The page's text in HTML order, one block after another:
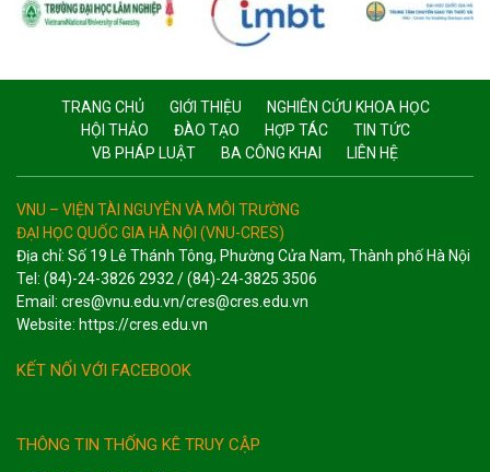
TRANG CHỦ GIỚI THIỆU
NGHIÊN CỨU KHOA HỌC
HỘI THẢO
ĐÀO TẠO HỢP TÁC
TIN TỨC
VB PHÁP LUẬT
BA CÔNG KHAI LIÊN HỆ
VNU – VIỆN TÀI NGUYÊN VÀ MÔI TRƯỜNG
ĐẠI HỌC QUỐC GIA HÀ NỘI (VNU-CRES)
Địa chỉ: Số 19 Lê Thánh Tông, Phường Cửa Nam, Thành phố Hà Nội
Tel: (84)-24-3826 2932 / (84)-24-3825 3506
Email: cres@vnu.edu.vn/cres@cres.edu.vn
Website: https://cres.edu.vn
KẾT NỐI VỚI FACEBOOK
THÔNG TIN THỐNG KÊ TRUY CẬP